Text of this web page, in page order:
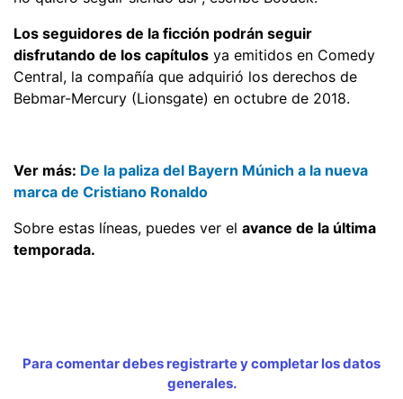
Los seguidores de la ficción podrán seguir
disfrutando de los capítulos ya emitidos en Comedy
Central, la compañía que adquirió los derechos de
Bebmar-Mercury (Lionsgate) en octubre de 2018.
Ver más: De la paliza del Bayern Múnich a la nueva
marca de Cristiano Ronaldo
Sobre estas líneas, puedes ver el avance de la última
temporada.
Para comentar debes registrarte y completar los datos
generales.